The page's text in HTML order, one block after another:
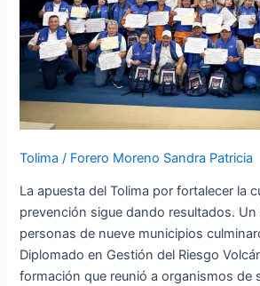
Tolima / Forero Moreno Sandra Patricia
La apuesta del Tolima por fortalecer la
prevención sigue dando resultados.
personas de nueve municipios
Diplomado en Gestión del Riesgo
formación que reunió a organismos de
el
Tolima.